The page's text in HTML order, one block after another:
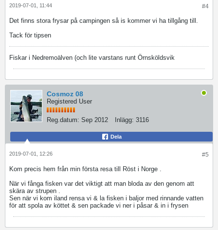
#4
2019-07-01, 11:44
Det finns stora frysar på campingen så is kommer vi ha tillgång till.
Tack för tipsen
Fiskar i Nedremoälven (och lite varstans runt Örnsköldsvik
Cosmoz 08
Registered User
Reg.datum: Sep 2012 Inlägg: 3116
Dela
#5
2019-07-01, 12:26
Kom precis hem från min första resa till Röst i Norge .
När vi fånga fisken var det viktigt att man bloda av den genom att
skära av strupen .
Sen när vi kom iland rensa vi & la fisken i baljor med rinnande vatten
för att spola av köttet & sen packade vi ner i påsar & in i frysen